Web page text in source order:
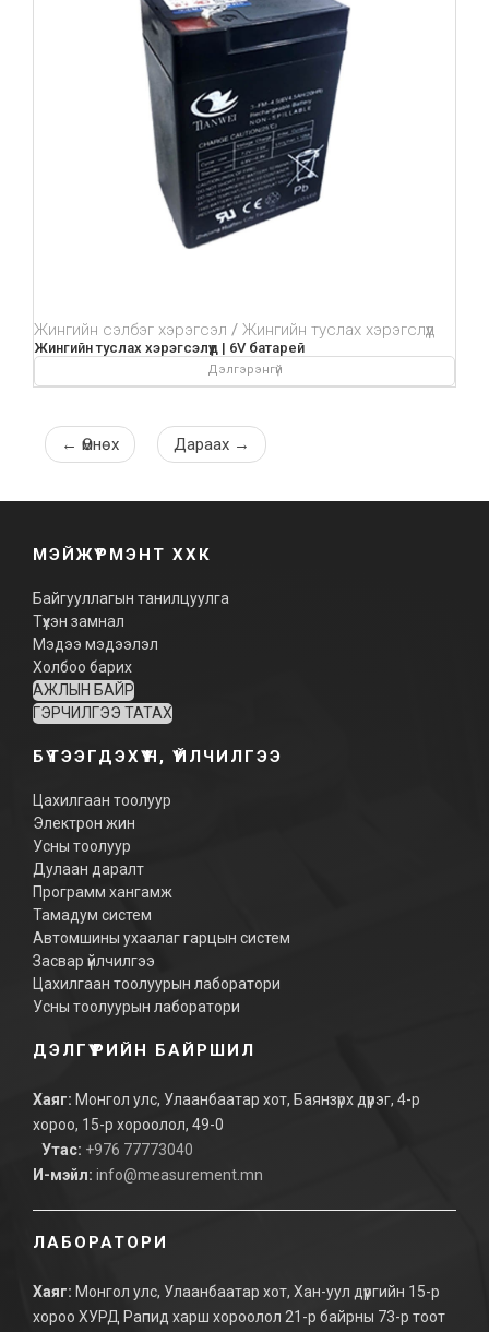
Жингийн сэлбэг хэрэгсэл Жингийн туслах хэрэгслүүд
Жингийн туслах хэрэгсэлүүд | 6V батарей
Дэлгэрэнгүй
← Өмнөх Дараах →
МЭЙЖҮРМЭНТ ХХК
Байгууллагын танилцуулга
Түүхэн замнал
Мэдээ мэдээлэл
Холбоо барих
АЖЛЫН БАЙР
ГЭРЧИЛГЭЭ ТАТАХ
БҮТЭЭГДЭХҮҮН, ҮЙЛЧИЛГЭЭ
Цахилгаан тоолуур
Электрон жин
Усны тоолуур
Дулаан даралт
Программ хангамж
Тамадум систем
Автомшины ухаалаг гарцын систем
Засвар үйлчилгээ
Цахилгаан тоолуурын лаборатори
Усны тоолуурын лаборатори
ДЭЛГҮҮРИЙН БАЙРШИЛ
Хаяг: Монгол улс, Улаанбаатар хот, Баянзүрх дүүрэг, 4-р
хороо, 15-р хороолол, 49-0
Утас: +976 77773040
И-мэйл: info@measurement.mn
ЛАБОРАТОРИ
Хаяг: Монгол улс, Улаанбаатар хот, Хан-уул дүүргийн 15-р
хороо ХУРД Рапид харш хороолол 21-р байрны 73-р тоот